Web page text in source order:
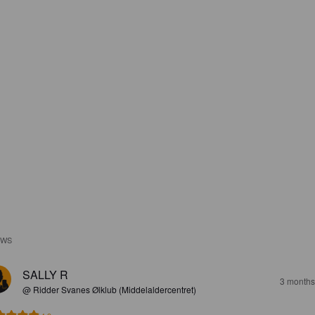
SALLY R
@ Ridder Svanes Ølklub (Middelaldercentret)
3